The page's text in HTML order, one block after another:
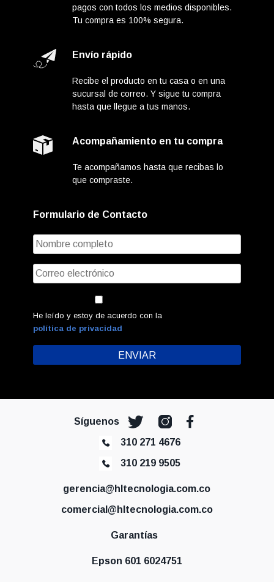
pagos con todos los medios disponibles.
Tu compra es 100% segura.
Envío rápido
Recibe el producto en tu casa o en una
sucursal de correo. Y sigue tu compra
hasta que llegue a tus manos.
Acompañamiento en tu compra
Te acompañamos hasta que recibas lo
que compraste.
Formulario de Contacto
He leído y estoy de acuerdo con la
política de privacidad
Síguenos
310 271 4676
310 219 9505
gerencia@hltecnologia.com.co
comercial@hltecnologia.com.co
Garantías
Epson 601 6024751